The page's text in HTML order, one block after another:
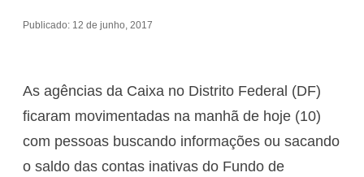
Publicado: 12 de junho, 2017
As agências da Caixa no Distrito Federal (DF)
ficaram movimentadas na manhã de hoje (10)
com pessoas buscando informações ou sacando
o saldo das contas inativas do Fundo de